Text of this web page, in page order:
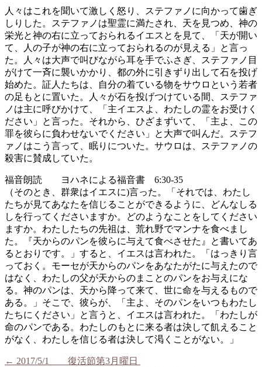
人々はこれを聞いて激しく怒り、ステファノに向かって歯ぎ
しりした。ステファノは聖霊に満たされ、天を見つめ、神の
栄光と神の右に立っておられるイエスとを見て、「天が開い
て、人の子が神の右に立っておられるのが見える」と言っ
た。人々は大声で叫びながら耳を手でふさぎ、ステファノ目
がけて一斉に襲いかかり、都の外に引きずり出して石を投げ
始めた。証人たちは、自分の着ている物をサウロという若者
の足もとに置いた。人々が石を投げつけている間、ステファ
ノは主に呼びかけて、「主イエスよ、わたしの霊をお受けく
ださい」と言った。それから、ひざまずいて、「主よ、この
罪を彼らに負わせないでください」と大声で叫んだ。ステフ
ァノはこう言って、眠りについた。サウロは、ステファノの
殺害に賛成していた。
福音朗読 ヨハネによる福音書 6:30-35
（そのとき、群衆はイエスに)言った。「それでは、わたし
たちが見てあなたを信じることができるように、どんなしる
しを行ってくださいますか。どのようなことをしてください
ますか。わたしたちの先祖は、荒れ野でマンナを食べまし
た。『天からのパンを彼らに与えて食べさせた』と書いてあ
るとおりです。」すると、イエスは言われた。「はっきり言
っておく。モーセが天からのパンをあなたがたに与えたので
はなく、わたしの父が天からのまことのパンをお与えにな
る。神のパンは、天から降って来て、世に命を与えるもので
ある。」そこで、彼らが、「主よ、そのパンをいつもわたし
たちにください」と言うと、イエスは言われた。「わたしが
命のパンである。わたしのもとに来る者は決して飢えること
がなく、わたしを信じる者は決して渇くことがない。」
← 2017/5/1 復活節第3月曜日